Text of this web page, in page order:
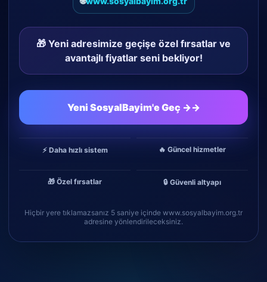
🎁 Yeni adresimize geçişe özel fırsatlar ve
avantajlı fiyatlar seni bekliyor!
Yeni SosyalBayim'e Geç →→
⚡ Daha hızlı sistem 🔥 Güncel hizmetler
🎁 Özel fırsatlar 🔒 Güvenli altyapı
Hiçbir yere tıklamazsanız 5 saniye içinde www.sosyalbayim.org.tr
adresine yönlendirileceksiniz.